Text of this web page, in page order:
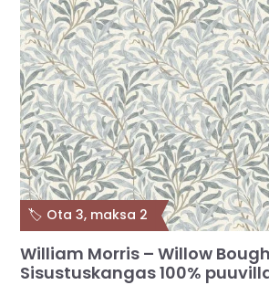
William Morris – Willow
Sisustuskangas 100%
🏷️ Ota 3, maksa 2